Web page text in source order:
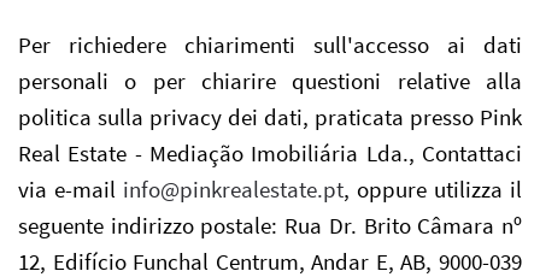
Per richiedere chiarimenti sull'accesso ai dati
personali o per chiarire questioni relative alla
politica sulla privacy dei dati, praticata presso Pink
Real Estate - Mediação Imobiliária Lda., Contattaci
via e-mail info@pinkrealestate.pt, oppure utilizza il
seguente indirizzo postale: Rua Dr. Brito Câmara nº
12, Edifício Funchal Centrum, Andar E, AB, 9000-039